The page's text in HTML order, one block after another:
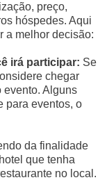
preço,
hóspedes. Aqui
a melhor decisão:
irá participar: Se
chegar
evento. Alguns
para eventos, o
da finalidade
que tenha
no local.